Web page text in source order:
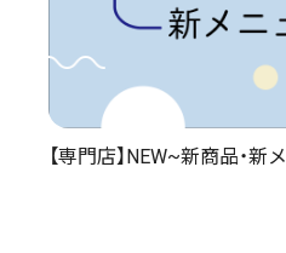
【専門店】NEW~新商品・